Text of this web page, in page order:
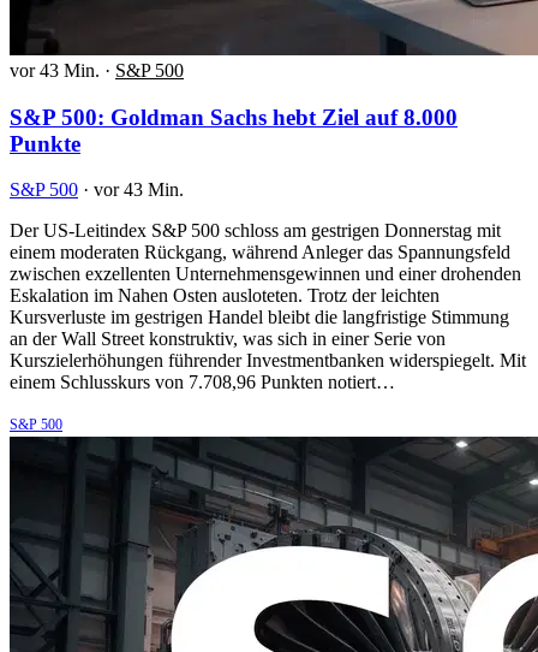
vor 43 Min. · S&P 500
S&P 500: Goldman Sachs hebt Ziel auf 8.000
Punkte
S&P 500 · vor 43 Min.
Der US-Leitindex S&P 500 schloss am gestrigen Donnerstag mit
einem moderaten Rückgang, während Anleger das Spannungsfeld
zwischen exzellenten Unternehmensgewinnen und einer drohenden
Eskalation im Nahen Osten ausloteten. Trotz der leichten
Kursverluste im gestrigen Handel bleibt die langfristige Stimmung
an der Wall Street konstruktiv, was sich in einer Serie von
Kurszielerhöhungen führender Investmentbanken widerspiegelt. Mit
einem Schlusskurs von 7.708,96 Punkten notiert…
S&P 500